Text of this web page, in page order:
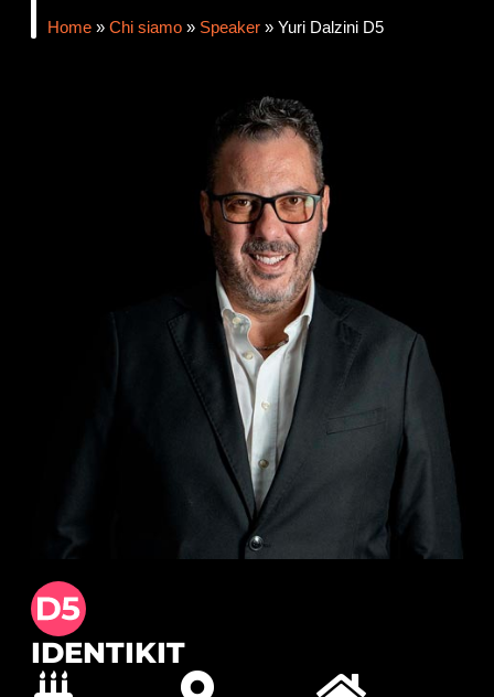
Home » Chi siamo » Speaker » Yuri Dalzini D5
IDENTIKIT